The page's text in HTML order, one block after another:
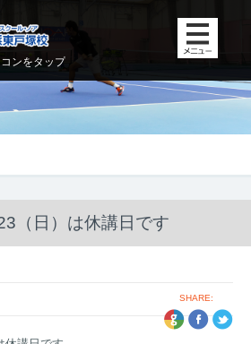
ンをタップ
（日）は休講日です
SHARE: